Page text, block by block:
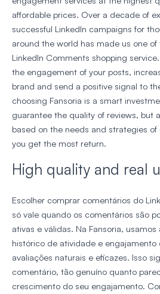
affordable prices. Over a decade of
successful LinkedIn campaigns for
around the world has made us one
LinkedIn Comments shopping
the engagement of your posts,
brand and send a positive signal to
choosing Fansoria is a smart
guarantee the quality of reviews, but
based on the needs and strategies
you get the most return.
High quality and real
Escolher comprar comentários do
só vale quando os comentários são
ativas e válidas. Na Fansoria,
histórico de atividade e
avaliações naturais e eficazes. Isso
comentário, tão genuíno quanto
crescimento do seu engajamento.